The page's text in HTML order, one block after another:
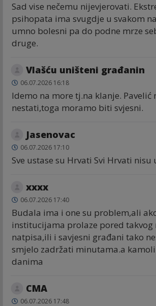
Sad vise nečemu nijevjerovati.
psihopata ima svugdje u svakom
umno bolesni pa do podne mrze
druge.
Vlašću uništeni građanin
06.07.2026 16:18
Idemo na more tj.na klanje. Pavelić
nestati,toga moramo biti svjesni.
Jasenovac
06.07.2026 17:10
Sve ustase su Hrvati Svi Hrvati nisu
xxxx
06.07.2026 17:40
Budala ima i one su problem,ali
institucijama prolaze pored takvog
natpisa,ili i savjesni građani tako
smjelo zadržati minutama.a
danima
CMA
06.07.2026 17:48